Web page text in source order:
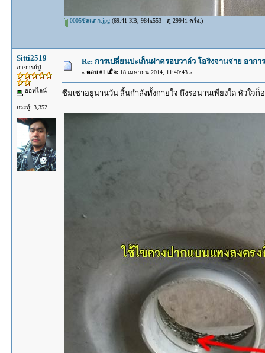
0005ซีลแตก.jpg (69.41 KB, 984x553 - ดู 29941 ครั้ง.)
Sitti2519
อาจารย์ปู่
ออฟไลน์
กระทู้: 3,352
Re: การเปลี่ยนปะเก็นฝาครอบวาล์ว โอริงจานจ่าย อาก
« ตอบ #1 เมื่อ: 18 เมษายน 2014, 11:40:43 »
ซึมเซาอยู่นานวัน สิ้นกำลังทั้งกายใจ ถึงรอนานเพียงใด หัวใจก็